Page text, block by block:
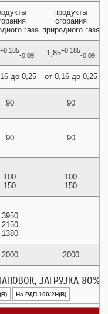
газа
продукты
сгорания
природного газа
+0,185
-0,09 1,85+0,185
-0,09
до 0,25 от 0,16 до 0,25
90 90
90 90
100
150
100
150
3950
2150
1380
2000 2000
ЗАГРУЗКА 80%
На РДП-100/2Н(В)